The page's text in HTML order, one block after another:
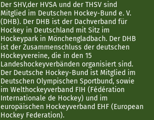
Der SHV,der HVSA und der THSV sind
Mitglied im Deutschen Hockey-Bund e. V.
(DHB). Der DHB ist der Dachverband für
Hockey in Deutschland mit Sitz im
Hockeypark in Mönchengladbach. Der DHB
ist der Zusammenschluss der deutschen
Hockeyvereine, die in den 15
Landeshockeyverbänden organisiert sind.
Der Deutsche Hockey-Bund ist Mitglied im
Deutschen Olympischen Sportbund, sowie
im Welthockeyverband FIH (Fédération
Internationale de Hockey) und im
europäischen Hockeyverband EHF (European
Hockey Federation).